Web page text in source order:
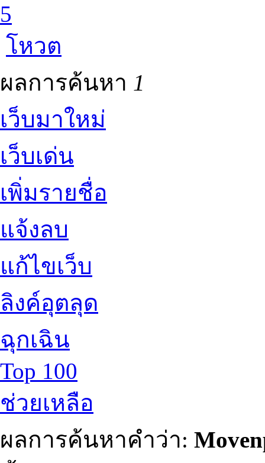
5
โหวต
ผลการค้นหา 1
เว็บมาใหม่
เว็บเด่น
เพิ่มรายชื่อ
แจ้งลบ
แก้ไขเว็บ
ลิงค์อุตลุด
ฉุกเฉิน
Top 100
ช่วยเหลือ
ผลการค้นหาคำว่า: